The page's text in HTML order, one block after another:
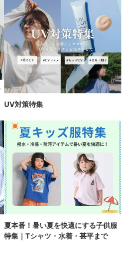
UV対策特集
夏本番！暑い夏を快適にする子供服
特集｜Tシャツ・水着・甚平まで